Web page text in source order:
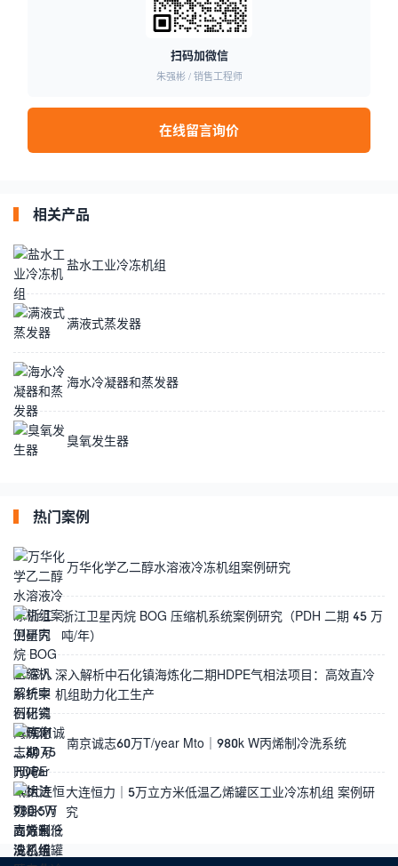
扫码加微信
朱强彬 / 销售工程师
在线留言询价
相关产品
盐水工业冷冻机组
满液式蒸发器
海水冷凝器和蒸发器
臭氧发生器
热门案例
万华化学乙二醇水溶液冷冻机组案例研究
浙江卫星丙烷 BOG 压缩机系统案例研究（PDH 二期 45 万
吨/年）
深入解析中石化镇海炼化二期HDPE气相法项目：高效直冷
机组助力化工生产
南京诚志60万T/year Mto｜980k W丙烯制冷洗系统
大连恒力｜5万立方米低温乙烯罐区工业冷冻机组 案例研
究